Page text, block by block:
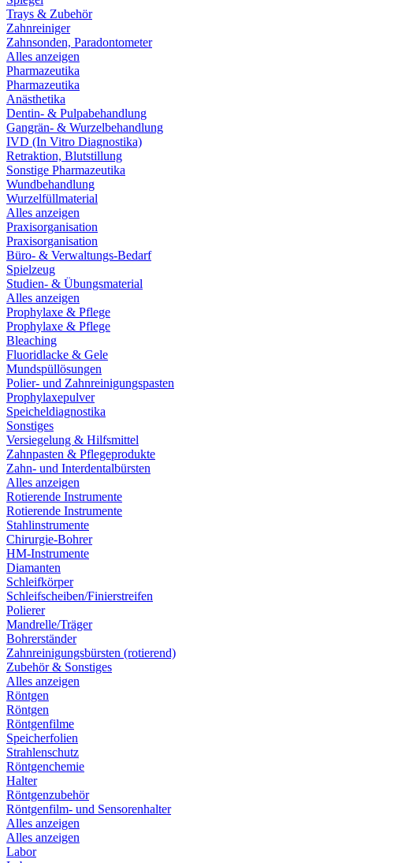
Trays & Zubehör
Zahnreiniger
Zahnsonden, Paradontometer
Alles anzeigen
Pharmazeutika
Pharmazeutika
Anästhetika
Dentin- & Pulpabehandlung
Gangrän- & Wurzelbehandlung
IVD (In Vitro Diagnostika)
Retraktion, Blutstillung
Sonstige Pharmazeutika
Wundbehandlung
Wurzelfüllmaterial
Alles anzeigen
Praxisorganisation
Praxisorganisation
Büro- & Verwaltungs-Bedarf
Spielzeug
Studien- & Übungsmaterial
Alles anzeigen
Prophylaxe & Pflege
Prophylaxe & Pflege
Bleaching
Fluoridlacke & Gele
Mundspüllösungen
Polier- und Zahnreinigungspasten
Prophylaxepulver
Speicheldiagnostika
Sonstiges
Versiegelung & Hilfsmittel
Zahnpasten & Pflegeprodukte
Zahn- und Interdentalbürsten
Alles anzeigen
Rotierende Instrumente
Rotierende Instrumente
Stahlinstrumente
Chirurgie-Bohrer
HM-Instrumente
Diamanten
Schleifkörper
Schleifscheiben/Finierstreifen
Polierer
Mandrelle/Träger
Bohrerständer
Zahnreinigungsbürsten (rotierend)
Zubehör & Sonstiges
Alles anzeigen
Röntgen
Röntgen
Röntgenfilme
Speicherfolien
Strahlenschutz
Röntgenchemie
Halter
Röntgenzubehör
Röntgenfilm- und Sensorenhalter
Alles anzeigen
Alles anzeigen
Labor